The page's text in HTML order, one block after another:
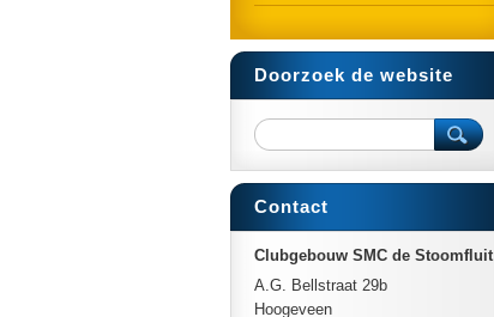
Doorzoek de website
Contact
Clubgebouw SMC de Stoomfluit
A.G. Bellstraat 29b
Hoogeveen